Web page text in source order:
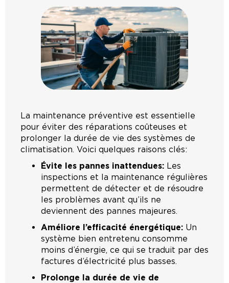
La maintenance préventive est essentielle
pour éviter des réparations coûteuses et
prolonger la durée de vie des systèmes de
climatisation. Voici quelques raisons clés:
Évite les pannes inattendues: Les
inspections et la maintenance régulières
permettent de détecter et de résoudre
les problèmes avant qu’ils ne
deviennent des pannes majeures.
Améliore l’efficacité énergétique: Un
système bien entretenu consomme
moins d’énergie, ce qui se traduit par des
factures d’électricité plus basses.
Prolonge la durée de vie de